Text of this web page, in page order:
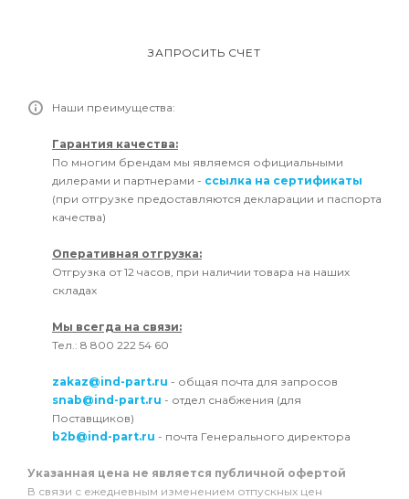
ЗАПРОСИТЬ СЧЕТ
Наши преимущества:
Гарантия качества:
По многим брендам мы являемся официальными
дилерами и партнерами - ссылка на сертификаты
(при отгрузке предоставляются декларации и паспорта
качества)
Оперативная отгрузка:
Отгрузка от 12 часов, при наличии товара на наших
складах
Мы всегда на связи:
Тел.: 8 800 222 54 60
zakaz@ind-part.ru - общая почта для запросов
snab@ind-part.ru - отдел снабжения (для
Поставщиков)
b2b@ind-part.ru - почта Генерального директора
Указанная цена не является публичной офертой
В связи с ежедневным изменением отпускных цен